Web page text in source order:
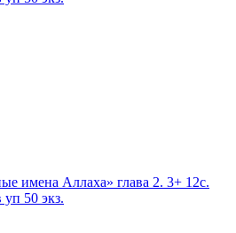
имена Аллаха» глава 2. 3+ 12с.
50 экз.